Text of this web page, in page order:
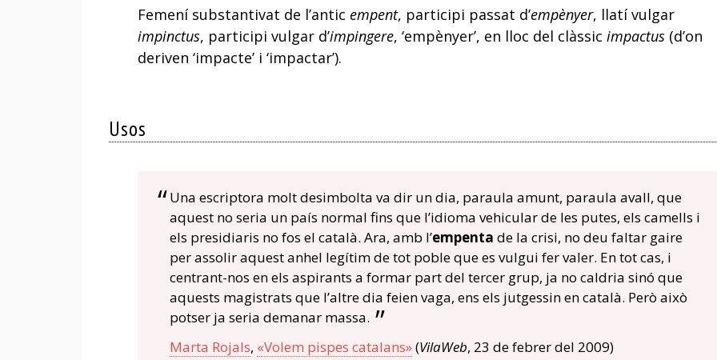
Femení substantivat de l’antic empent, participi passat d’empènyer, llatí vulgar
impinctus, participi vulgar d’impingere, ‘empènyer’, en lloc del clàssic impactus(d’on
deriven ‘impacte’ i ‘impactar’).
Usos
Una escriptora molt desimbolta va dir un dia, paraula amunt, paraula avall, que
aquest no seria un país normal fins que l’idioma vehicular de les putes, els camells i
els presidiaris no fos el català. Ara, amb l’empenta de la crisi, no deu faltar gaire
per assolir aquest anhel legítim de tot poble que es vulgui fer valer. En tot cas, i
centrant-nos en els aspirants a formar part del tercer grup, ja no caldria sinó que
aquests magistrats que l’altre dia feien vaga, ens els jutgessin en català. Però això
potser ja seria demanar massa.
Marta Rojals, «Volem pispes catalans»(VilaWeb, 23 de febrer del 2009)